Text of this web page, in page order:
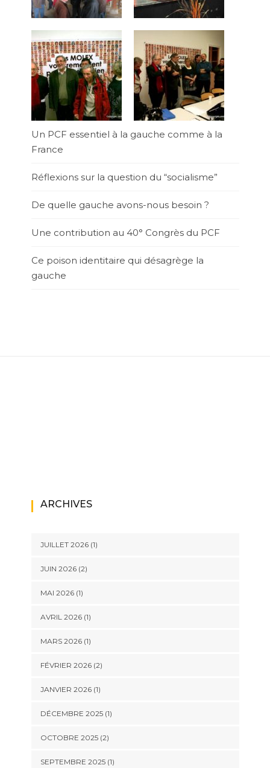
Un PCF essentiel à la gauche comme à la
France
Réflexions sur la question du “socialisme”
De quelle gauche avons-nous besoin ?
Une contribution au 40° Congrès du PCF
Ce poison identitaire qui désagrège la
gauche
ARCHIVES
JUILLET 2026(1)
JUIN 2026(2)
MAI 2026(1)
AVRIL 2026(1)
MARS 2026(1)
FÉVRIER 2026(2)
JANVIER 2026(1)
DÉCEMBRE 2025(1)
OCTOBRE 2025(2)
SEPTEMBRE 2025(1)